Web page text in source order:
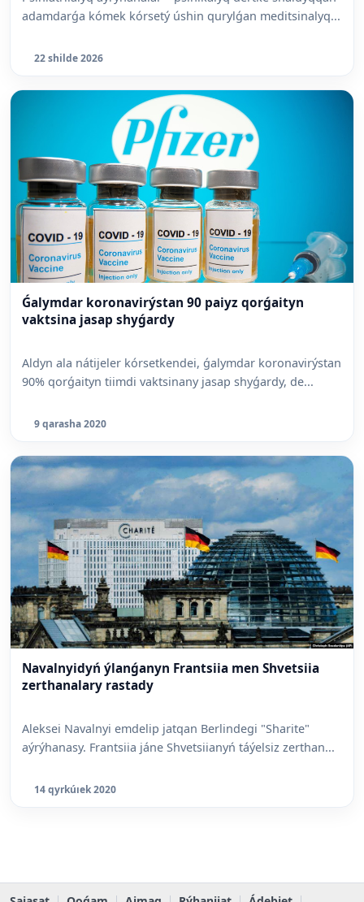
adamdarǵa kómek kórsetý úshin qurylǵan meditsinalyq...
22 shilde 2026
Ǵalymdar koronavirýstan 90 paiyz qorǵaityn
vaktsina jasap shyǵardy
Aldyn ala nátijeler kórsetkendei, ǵalymdar koronavirýstan
90% qorǵaityn tiimdi vaktsinany jasap shyǵardy, de...
9 qarasha 2020
Navalnyidyń ýlanǵanyn Frantsiia men Shvetsiia
zerthanalary rastady
Aleksei Navalnyi emdelip jatqan Berlindegi "Sharite"
aýrýhanasy. Frantsiia jáne Shvetsiianyń táýelsiz zerthan...
14 qyrkúıek 2020